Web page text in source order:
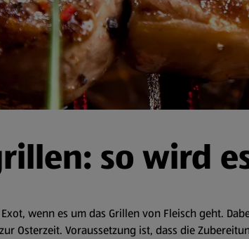
so wird
wenn es um das Grillen von Fleisch geht.
Osterzeit. Voraussetzung ist, dass die